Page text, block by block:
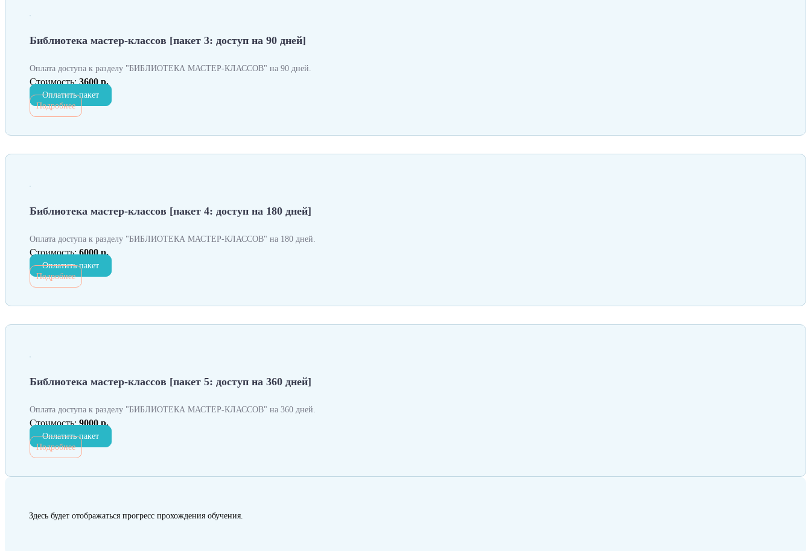
Библиотека мастер-классов [пакет 3: доступ на 90 дней]
Оплата доступа к разделу "БИБЛИОТЕКА МАСТЕР-КЛАССОВ" на 90 дней.
Стоимость: 3600 р.
Оплатить пакет
Подробнее
Библиотека мастер-классов [пакет 4: доступ на 180 дней]
Оплата доступа к разделу "БИБЛИОТЕКА МАСТЕР-КЛАССОВ" на 180 дней.
Стоимость: 6000 р.
Оплатить пакет
Подробнее
Библиотека мастер-классов [пакет 5: доступ на 360 дней]
Оплата доступа к разделу "БИБЛИОТЕКА МАСТЕР-КЛАССОВ" на 360 дней.
Стоимость: 9000 р.
Оплатить пакет
Подробнее
Здесь будет отображаться прогресс прохождения обучения.